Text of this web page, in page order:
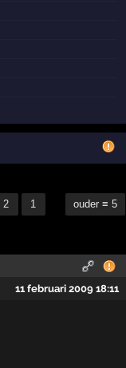
2 1 ouder ≡ 5
11 februari 2009 18:11